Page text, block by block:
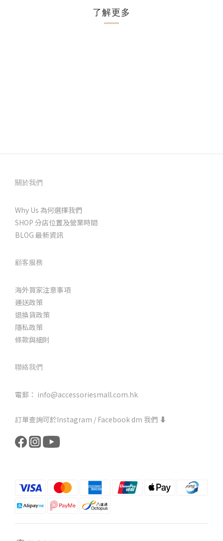
了解更多
關於我們
Why Us 為何選擇我們
SHOP 分店位置及營業時間
BLOG 最新資訊
顧客服務
海外買家注意事項
運送政策
退換貨政策
隱私政策
條款與細則
聯絡我們
電郵： info@accessoriesmall.com.hk
訂單查詢可於Instagram / Facebook dm 我們 ⬇️